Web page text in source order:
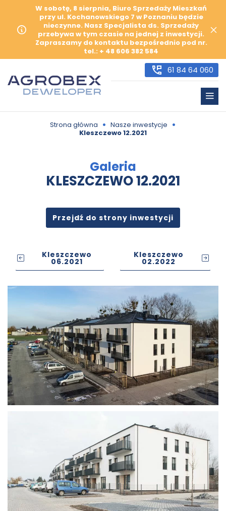
W sobotę, 8 sierpnia, Biuro Sprzedaży Mieszkań
przy ul. Kochanowskiego 7 w Poznaniu będzie
nieczynne. Nasz Specjalista ds. Sprzedaży
przebywa w tym czasie na jednej z inwestycji.
Zapraszamy do kontaktu bezpośrednio pod nr.
tel.: + 48 606 382 584
61 84 64 060
Strona główna • Nasze inwestycje •
Kleszczewo 12.2021
Galeria
KLESZCZEWO 12.2021
Przejdź do strony inwestycji
Kleszczewo
06.2021
Kleszczewo
02.2022